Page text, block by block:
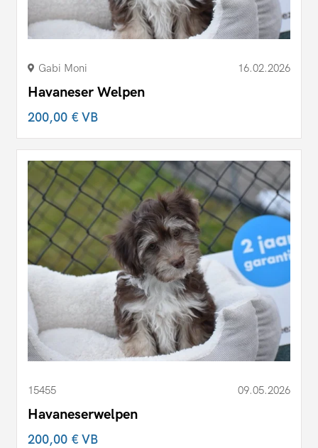
Gabi Moni 16.02.2026
Havaneser Welpen
200,00 €VB
15455 09.05.2026
Havaneserwelpen
200,00 €VB